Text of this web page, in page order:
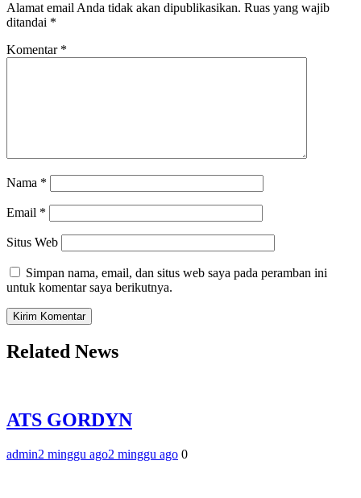
Alamat email Anda tidak akan dipublikasikan. Ruas yang wajib
ditandai *
Komentar *
Nama *
Email *
Situs Web
Simpan nama, email, dan situs web saya pada peramban ini
untuk komentar saya berikutnya.
Related News
ATS GORDYN
admin2 minggu ago2 minggu ago 0